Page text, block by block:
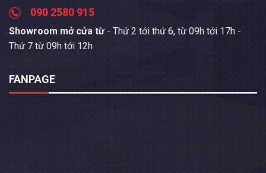
090 2580 915
Showroom mở cửa từ - Thứ 2 tới thứ 6, từ 09h tới 17h -
Thứ 7 từ 09h tới 12h
FANPAGE